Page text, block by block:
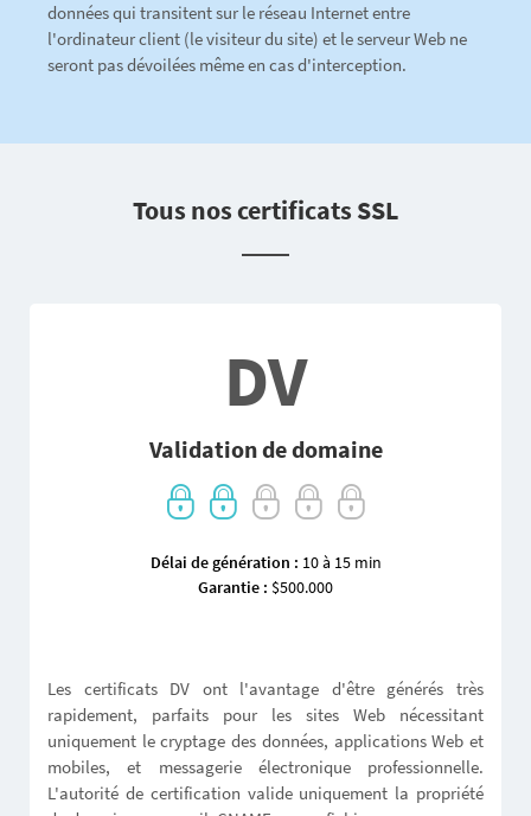
données qui transitent sur le réseau Internet entre
l'ordinateur client (le visiteur du site) et le serveur Web ne
seront pas dévoilées même en cas d'interception.
Tous nos certificats SSL
DV
Validation de domaine
Délai de génération : 10 à 15 min
Garantie : $500.000
Les certificats DV ont l'avantage d'être générés très
rapidement, parfaits pour les sites Web nécessitant
uniquement le cryptage des données, applications Web et
mobiles, et messagerie électronique professionnelle.
L'autorité de certification valide uniquement la propriété